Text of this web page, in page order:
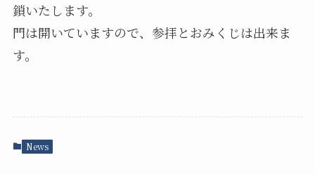
鎖いたします。
門は開いていますので、参拝とおみくじは出来ま
す。
News